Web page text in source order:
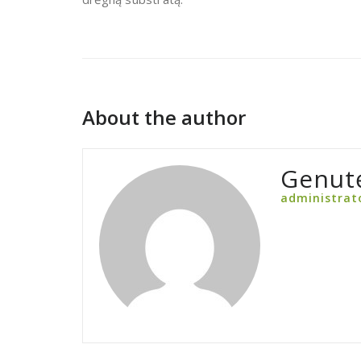
About the author